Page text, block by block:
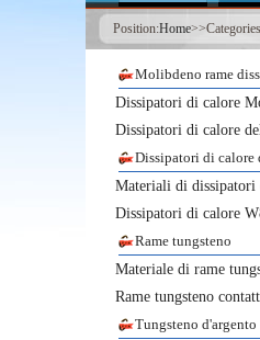
Position:Home
Molibdeno rame
Dissipatori di calore
Dissipatori di calore
Dissipatori di calore
Materiali di dissipatori
Dissipatori di calore
Rame tungsteno
Materiale di rame
Rame tungsteno
Tungsteno d'argento